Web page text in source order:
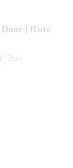
| Rute
| Rute